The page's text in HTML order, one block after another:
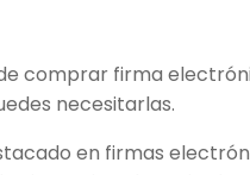
comprar firma
necesitarlas.
en firmas